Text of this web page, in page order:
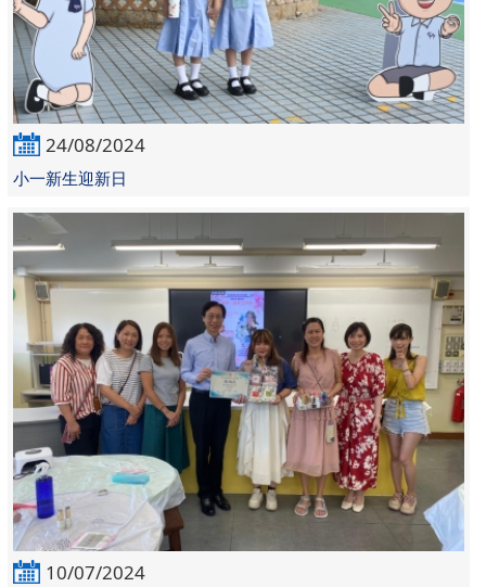
24/08/2024
小一新生迎新日
10/07/2024